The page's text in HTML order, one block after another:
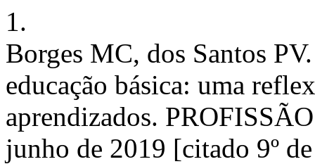
1.
Borges MC, dos Santos
educação básica: uma
aprendizados.
junho de 2019 [citado 9º